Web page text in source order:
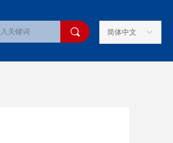
ꀅ
简体中文
끠